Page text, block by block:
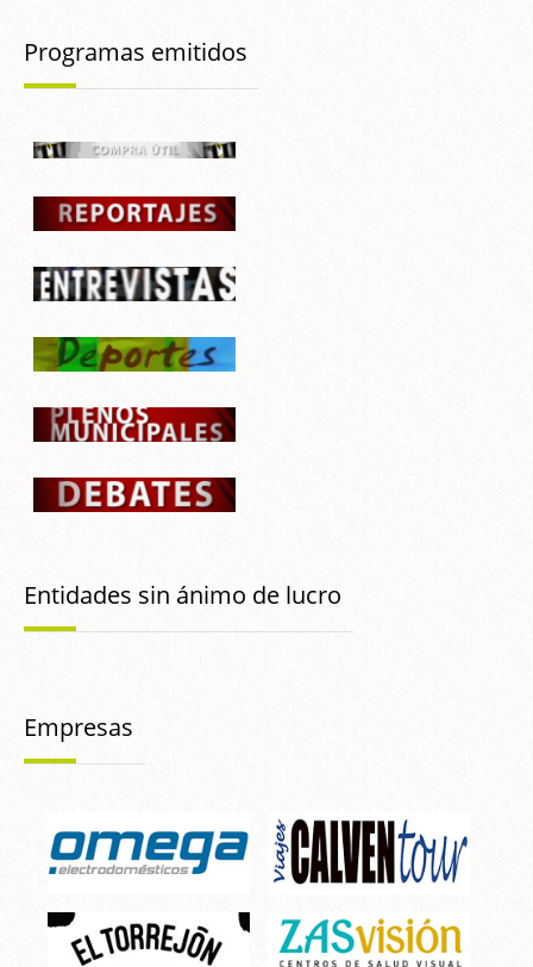
Programas emitidos
Entidades sin ánimo de lucro
Empresas